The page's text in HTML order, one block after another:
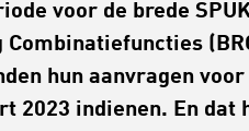
voor de brede
Combinatiefuncties
hun aanvragen
2023 indienen. En dat